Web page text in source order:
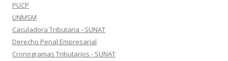
PUCP
UNMSM
Caculadora Tributaria - SUNAT
Derecho Penal Empresarial
Cronogramas Tributarios - SUNAT